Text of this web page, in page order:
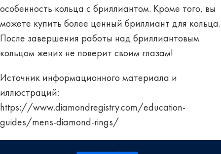
особенность кольца с бриллиантом. Кроме того, вы
можете купить более ценный бриллиант для кольца.
После завершения работы над бриллиантовым
кольцом жених не поверит своим глазам!
Источник информационного материала и
иллюстраций:
https://www.diamondregistry.com/education-
guides/mens-diamond-rings/